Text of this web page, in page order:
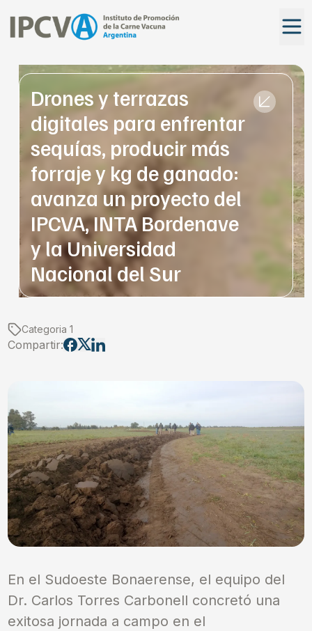
Drones y terrazas
digitales para enfrentar
sequías, producir más
forraje y kg de ganado:
avanza un proyecto del
IPCVA, INTA Bordenave
y la Universidad
Nacional del Sur
Categoria 1
Compartir:
En el Sudoeste Bonaerense, el equipo del
Dr. Carlos Torres Carbonell concretó una
exitosa jornada a campo en el